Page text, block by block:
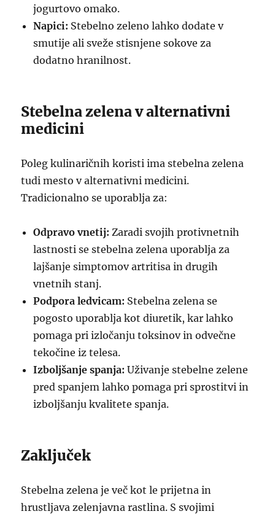
jogurtovo omako.
Napici: Stebelno zeleno lahko dodate v
smutije ali sveže stisnjene sokove za
dodatno hranilnost.
Stebelna zelena v alternativni
medicini
Poleg kulinaričnih koristi ima stebelna zelena
tudi mesto v alternativni medicini.
Tradicionalno se uporablja za:
Odpravo vnetij: Zaradi svojih protivnetnih
lastnosti se stebelna zelena uporablja za
lajšanje simptomov artritisa in drugih
vnetnih stanj.
Podpora ledvicam: Stebelna zelena se
pogosto uporablja kot diuretik, kar lahko
pomaga pri izločanju toksinov in odvečne
tekočine iz telesa.
Izboljšanje spanja: Uživanje stebelne zelene
pred spanjem lahko pomaga pri sprostitvi in
izboljšanju kvalitete spanja.
Zaključek
Stebelna zelena je več kot le prijetna in
hrustljava zelenjavna rastlina. S svojimi